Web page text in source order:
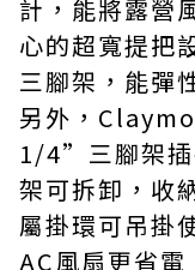
計，能將露營
心的超寬提把
三腳架，能彈
另外，
1/4”三腳架插
架可拆卸，收
屬掛環可吊掛
AC風扇更省